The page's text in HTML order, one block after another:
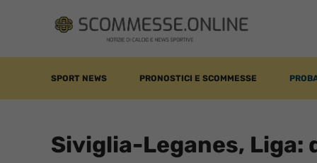
contenuto
SPORT NEWS PRONOSTICI E SCOMMESSE
Siviglia-Leganes,